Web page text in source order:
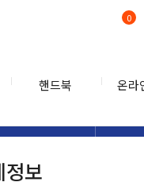
핸드북 온라
0
보